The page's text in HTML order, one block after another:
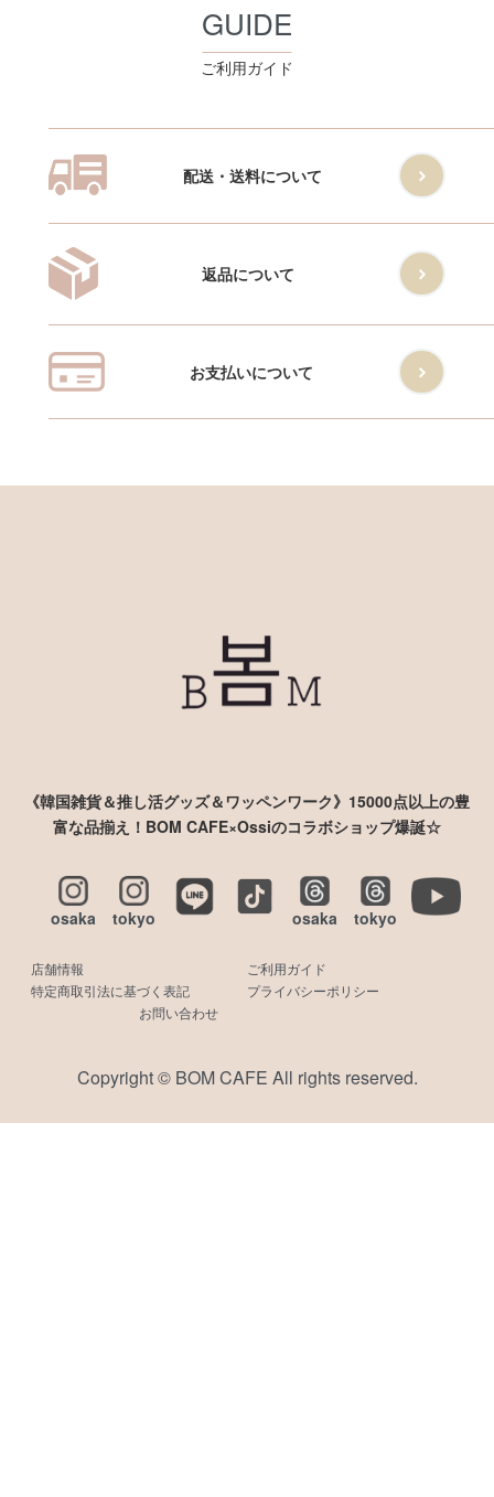
GUIDE
ご利用ガイド
配送・送料について
返品について
お支払いについて
《韓国雑貨＆推し活グッズ＆ワッペンワーク》15000点以上の豊
富な品揃え！BOM CAFE×Ossiのコラボショップ爆誕☆
osaka tokyo osaka tokyo
店舗情報
ご利用ガイド
特定商取引法に基づく表記
プライバシーポリシー
お問い合わせ
Copyright © BOM CAFE All rights reserved.